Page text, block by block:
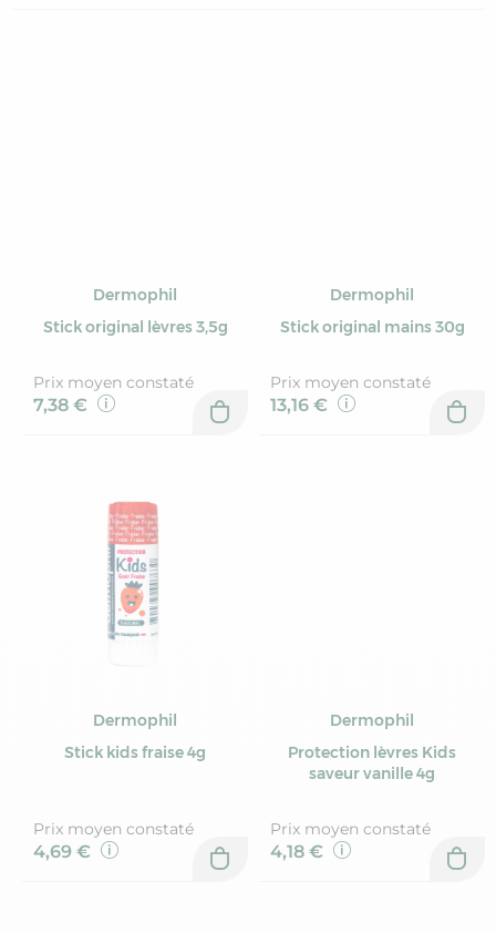
Dermophil
Stick original lèvres 3,5g
Prix moyen constaté
7,38 €
Dermophil
Stick original mains 30g
Prix moyen constaté
13,16 €
Dermophil
Stick kids fraise 4g
Prix moyen constaté
4,69 €
Dermophil
Protection lèvres Kids
saveur vanille 4g
Prix moyen constaté
4,18 €